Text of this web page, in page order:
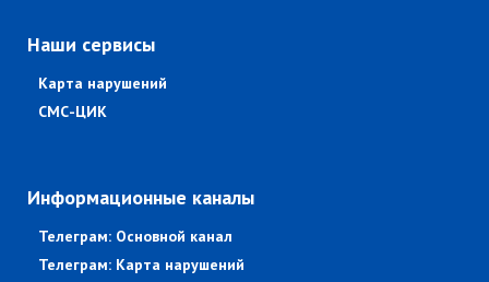
Наши сервисы
Карта нарушений
СМС-ЦИК
Информационные каналы
Телеграм: Основной канал
Телеграм: Карта нарушений